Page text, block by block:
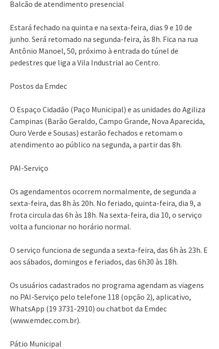
Balcão de atendimento presencial
Estará fechado na quinta e na sexta-feira, dias 9 e 10 de
junho. Será retomado na segunda-feira, às 8h. Fica na rua
Antônio Manoel, 50, próximo à entrada do túnel de
pedestres que liga a Vila Industrial ao Centro.
Postos da Emdec
O Espaço Cidadão (Paço Municipal) e as unidades do Agiliza
Campinas (Barão Geraldo, Campo Grande, Nova Aparecida,
Ouro Verde e Sousas) estarão fechados e retomam o
atendimento ao público na segunda, a partir das 8h.
PAI-Serviço
Os agendamentos ocorrem normalmente, de segunda a
sexta-feira, das 8h às 20h. No feriado, quinta-feira, dia 9, a
frota circula das 6h às 18h. Na sexta-feira, dia 10, o serviço
volta a funcionar no horário normal.
O serviço funciona de segunda a sexta-feira, das 6h às 23h. E
aos sábados, domingos e feriados, das 6h30 às 18h.
Os usuários cadastrados no programa agendam as viagens
no PAI-Serviço pelo telefone 118 (opção 2), aplicativo,
WhatsApp (19 3731-2910) ou chatbot da Emdec
(www.emdec.com.br).
Pátio Municipal